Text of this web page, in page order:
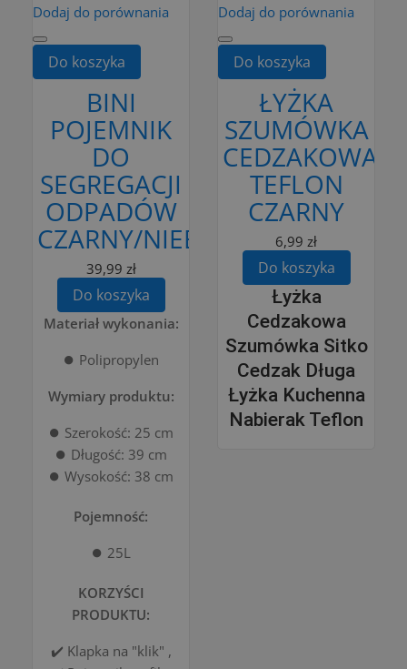
Dodaj do porównania
Do koszyka
BINI
POJEMNIK
DO
SEGREGACJI
ODPADÓW
CZARNY/NIEBIESKI
39,99 zł
Do koszyka
Materiał wykonania:
⏺️ Polipropylen
Wymiary produktu:
⏺️ Szerokość: 25 cm
⏺️ Długość: 39 cm
⏺️ Wysokość: 38 cm
Pojemność:
⏺️ 25L
KORZYŚCI
PRODUKTU:
✔️ Klapka na "klik" ,
Dodaj do porównania
Do koszyka
ŁYŻKA
SZUMÓWKA
CEDZAKOWA
TEFLON
CZARNY
6,99 zł
Do koszyka
Łyżka
Cedzakowa
Szumówka Sitko
Cedzak Długa
Łyżka Kuchenna
Nabierak Teflon